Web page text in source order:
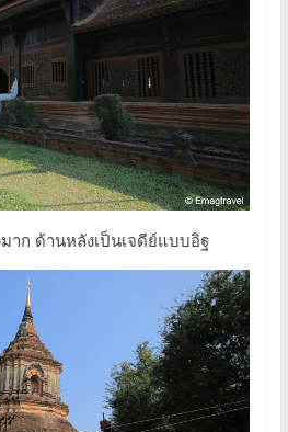
าก ด้านหลังเป็นเจดีย์แบบอิฐ